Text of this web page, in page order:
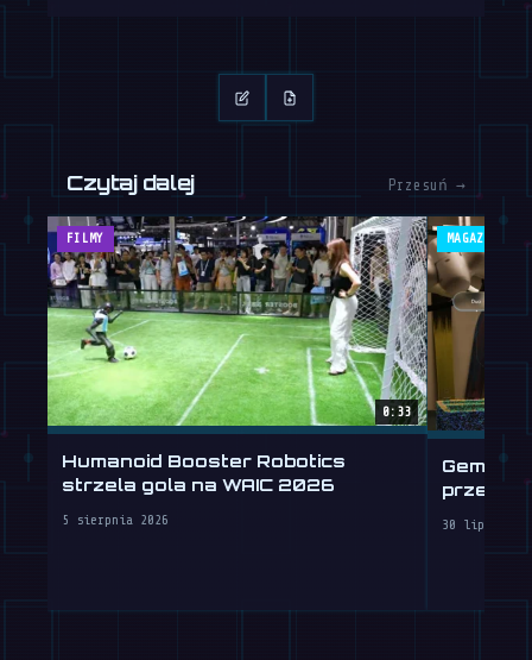
Czytaj dalej Przesuń →
FILMY
0:33
Humanoid Booster Robotics
strzela gola na WAIC 2026
5 sierpnia 2026
MAGAZYN
Gemini
30 lipca